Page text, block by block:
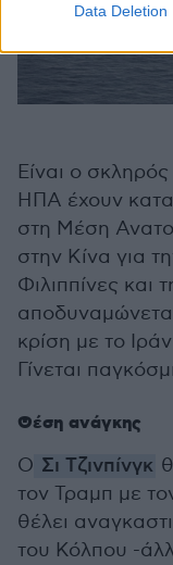
Data Deletion
Είναι ο
ΗΠΑ έχουν
στη Μέση
στην Κίνα για
Φιλιππίνες και
κρίση με το
Γίνεται
Θέση ανάγκης
Ο Σι Τζινπίνγκ
τον Τραμπ με
θέλει
του Κόλπου -